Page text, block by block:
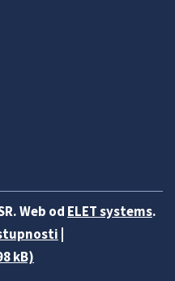
Web od ELET systems.
kB)